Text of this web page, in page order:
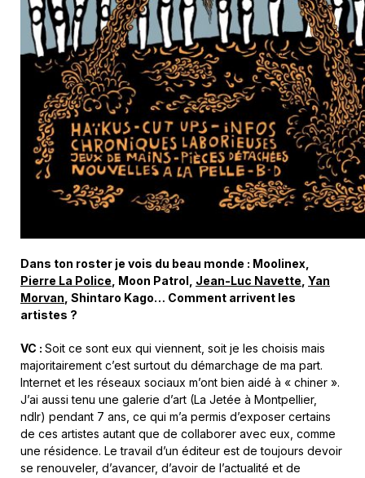
Dans ton roster je vois du beau monde : Moolinex,
Pierre La Police , Moon Patrol, Jean-Luc Navette Yan
Morvan , Shintaro Kago… Comment arrivent les
artistes ?
VC : Soit ce sont eux qui viennent, soit je les choisis mais
majoritairement c’est surtout du démarchage de ma part.
Internet et les réseaux sociaux m’ont bien aidé à « chiner ».
J’ai aussi tenu une galerie d’art (La Jetée à Montpellier,
ndlr) pendant 7 ans, ce qui m’a permis d’exposer certains
de ces artistes autant que de collaborer avec eux, comme
une résidence. Le travail d’un éditeur est de toujours devoir
se renouveler, d’avancer, d’avoir de l’actualité et de